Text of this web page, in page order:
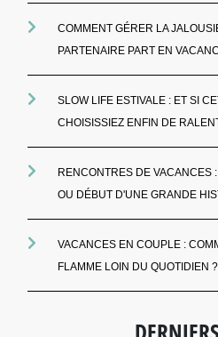
COMMENT GÉRER LA
PARTENAIRE PART EN
SLOW LIFE ESTIVALE : ET SI
CHOISISSIEZ ENFIN DE
RENCONTRES DE VACANCES
OU DÉBUT D'UNE GRANDE
VACANCES EN COUPLE :
FLAMME LOIN DU QUOTIDIEN ?